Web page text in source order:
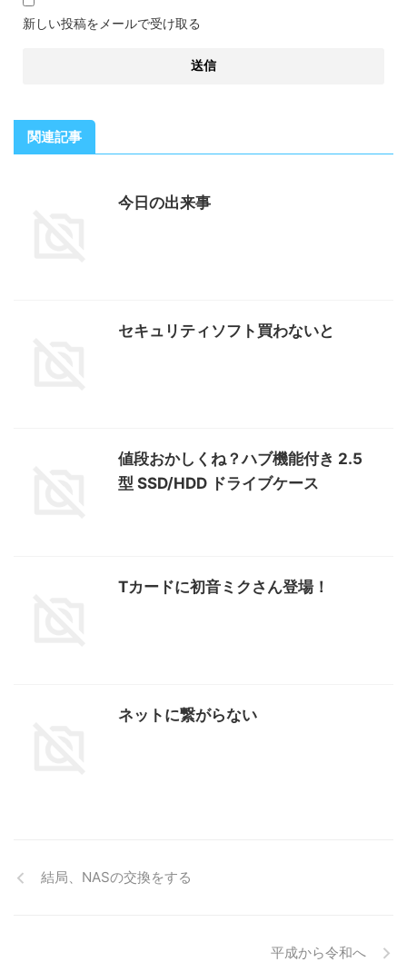
新しい投稿をメールで受け取る
関連記事
今日の出来事
セキュリティソフト買わないと
値段おかしくね？ハブ機能付き 2.5
型 SSD/HDD ドライブケース
Tカードに初音ミクさん登場！
ネットに繋がらない
結局、NASの交換をする
平成から令和へ